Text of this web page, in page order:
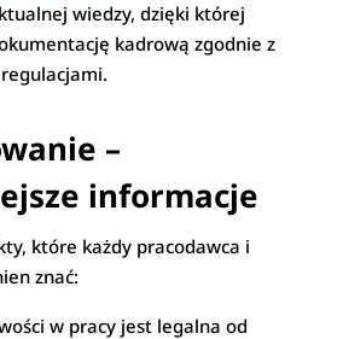
wiedzy, dzięki której
kadrową zgodnie z
–
informacje
które każdy pracodawca i
znać:
w pracy jest legalna od